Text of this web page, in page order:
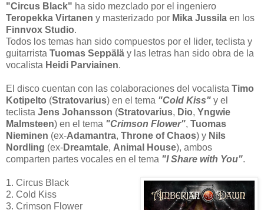
"Circus Black" ha sido mezclado por el ingeniero
Teropekka Virtanen y masterizado por Mika Jussila en los
Finnvox Studio.
Todos los temas han sido compuestos por el lider, teclista y
guitarrista Tuomas Seppälä y las letras han sido obra de la
vocalista Heidi Parviainen.
El disco cuentan con las colaboraciones del vocalista Timo
Kotipelto (Stratovarius) en el tema "Cold Kiss" y el
teclista Jens Johansson (Stratovarius, Dio, Yngwie
Malmsteen) en el tema "Crimson Flower", Tuomas
Nieminen (ex-Adamantra, Throne of Chaos) y Nils
Nordling (ex-Dreamtale, Animal House), ambos
comparten partes vocales en el tema "I Share with You".
1. Circus Black
2. Cold Kiss
3. Crimson Flower